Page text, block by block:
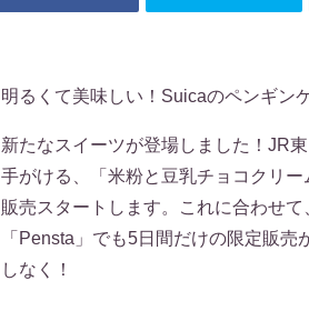
明るくて美味しい！Suicaのペンギン
新たなスイーツが登場しました！JR
手がける、「米粉と豆乳チョコクリ
販売スタートします。これに合わせ
「Pensta」でも5日間だけの限定販
しなく！